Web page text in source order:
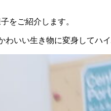
をご紹介します。
わいい生き物に変身してハ